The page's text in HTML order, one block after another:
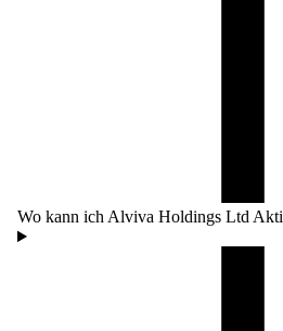
Wo kann ich Alviva Holdings Ltd